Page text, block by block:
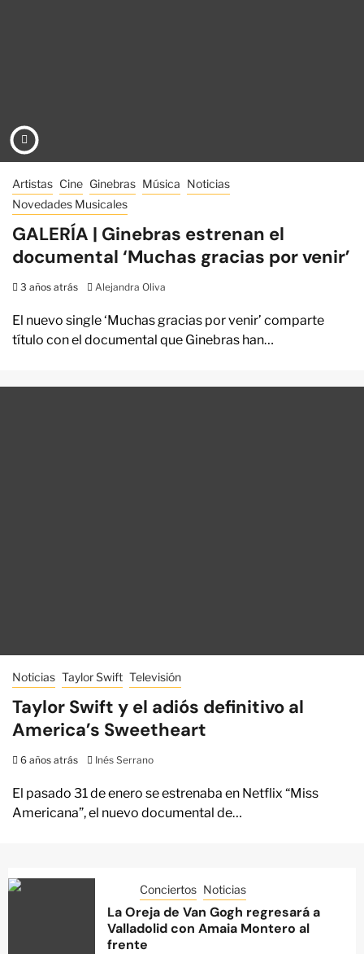
Artistas Cine Ginebras Música Noticias
Novedades Musicales
GALERÍA | Ginebras estrenan el
documental ‘Muchas gracias por venir’
3 años atrás Alejandra Oliva
El nuevo single ‘Muchas gracias por venir’ comparte
título con el documental que Ginebras han…
Noticias Taylor Swift Televisión
Taylor Swift y el adiós definitivo al
America’s Sweetheart
6 años atrás Inés Serrano
El pasado 31 de enero se estrenaba en Netflix “Miss
Americana”, el nuevo documental de…
Conciertos Noticias
La Oreja de Van Gogh regresará a
Valladolid con Amaia Montero al
frente